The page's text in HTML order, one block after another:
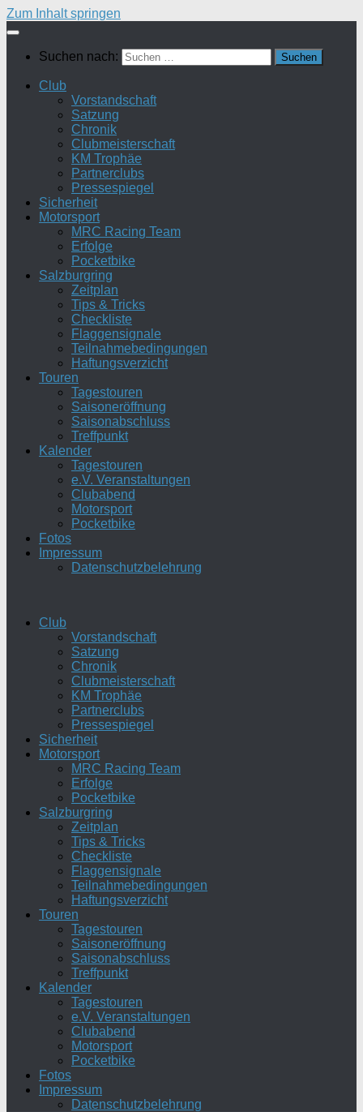
Zum Inhalt springen
Suchen nach:
Club
Vorstandschaft
Satzung
Chronik
Clubmeisterschaft
KM Trophäe
Partnerclubs
Pressespiegel
Sicherheit
Motorsport
MRC Racing Team
Erfolge
Pocketbike
Salzburgring
Zeitplan
Tips & Tricks
Checkliste
Flaggensignale
Teilnahmebedingungen
Haftungsverzicht
Touren
Tagestouren
Saisoneröffnung
Saisonabschluss
Treffpunkt
Kalender
Tagestouren
e.V. Veranstaltungen
Clubabend
Motorsport
Pocketbike
Fotos
Impressum
Datenschutzbelehrung
Club
Vorstandschaft
Satzung
Chronik
Clubmeisterschaft
KM Trophäe
Partnerclubs
Pressespiegel
Sicherheit
Motorsport
MRC Racing Team
Erfolge
Pocketbike
Salzburgring
Zeitplan
Tips & Tricks
Checkliste
Flaggensignale
Teilnahmebedingungen
Haftungsverzicht
Touren
Tagestouren
Saisoneröffnung
Saisonabschluss
Treffpunkt
Kalender
Tagestouren
e.V. Veranstaltungen
Clubabend
Motorsport
Pocketbike
Fotos
Impressum
Datenschutzbelehrung